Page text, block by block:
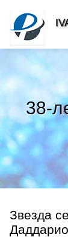
38-
Звезда